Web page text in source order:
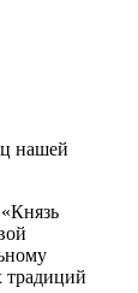
нашей
традиций